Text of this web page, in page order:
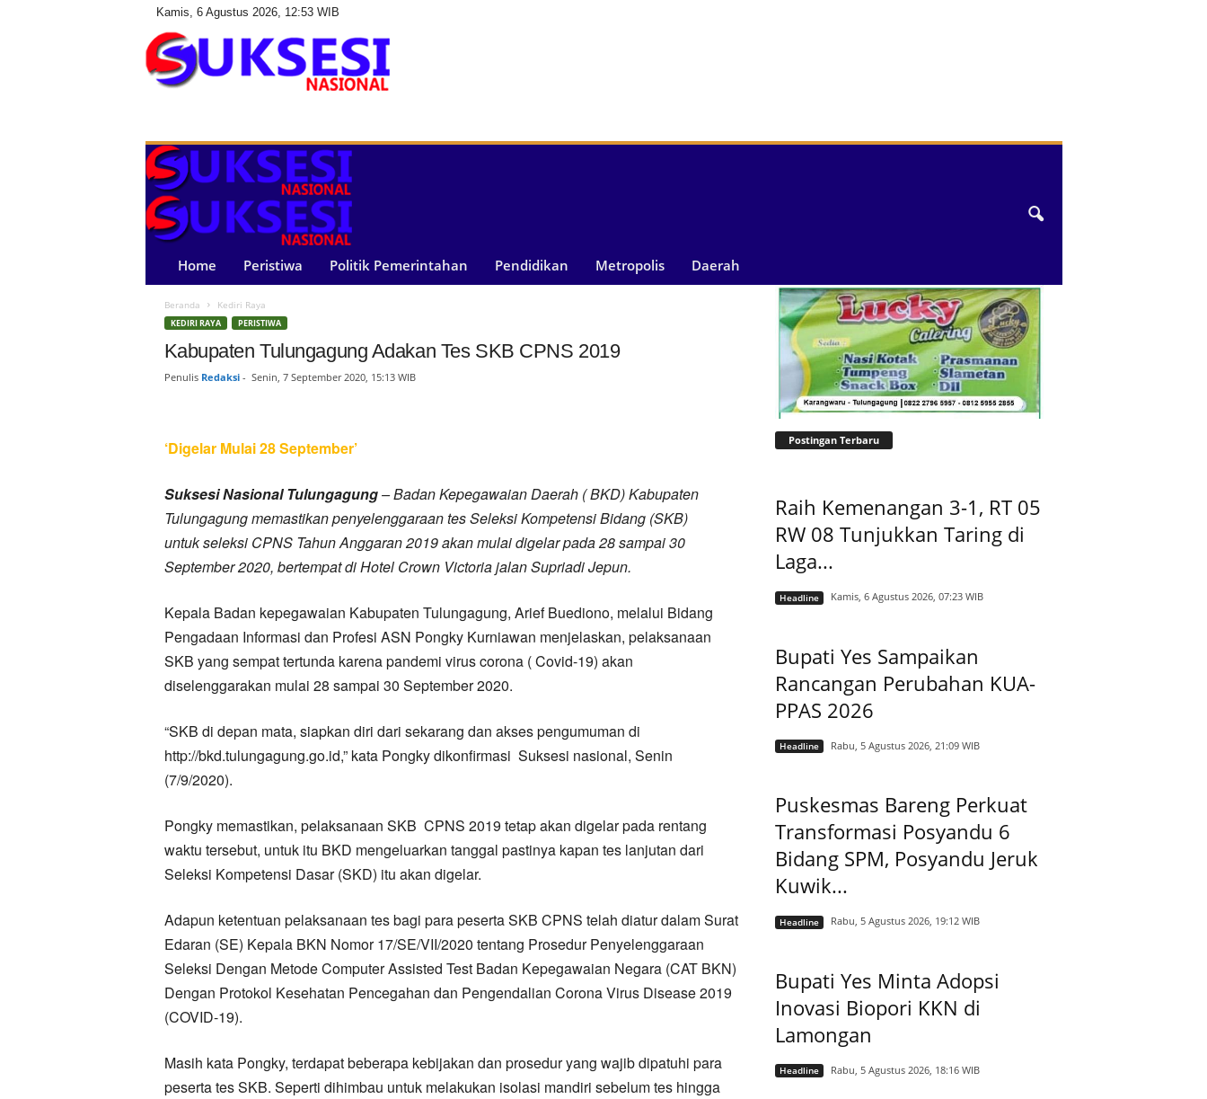
Kamis, 6 Agustus 2026, 12:53 WIB
s
e
i
N
i
Home Peristiwa Politik Pemerintahan Pendidikan Metropolis Daerah
Beranda Kediri Raya
KEDIRI RAYA PERISTIWA
Kabupaten Tulungagung Adakan Tes SKB CPNS 2019
Penulis Redaksi- Senin, 7 September 2020, 15:13 WIB
‘Digelar Mulai 28 September’
Suksesi Nasional Tulungagung– Badan Kepegawaian Daerah ( BKD) Kabupaten
Tulungagung memastikan penyelenggaraan tes Seleksi Kompetensi Bidang (SKB)
untuk seleksi CPNS Tahun Anggaran 2019 akan mulai digelar pada 28 sampai 30
September 2020, bertempat di Hotel Crown Victoria jalan Supriadi Jepun.
Kepala Badan kepegawaian Kabupaten Tulungagung, Arief Buediono, melalui Bidang
Pengadaan Informasi dan Profesi ASN Pongky Kurniawan menjelaskan, pelaksanaan
SKB yang sempat tertunda karena pandemi virus corona ( Covid-19) akan
diselenggarakan mulai 28 sampai 30 September 2020.
“SKB di depan mata, siapkan diri dari sekarang dan akses pengumuman di
http://bkd.tulungagung.go.id,” kata Pongky dikonfirmasi Suksesi nasional, Senin
(7/9/2020).
Pongky memastikan, pelaksanaan SKB CPNS 2019 tetap akan digelar pada rentang
waktu tersebut, untuk itu BKD mengeluarkan tanggal pastinya kapan tes lanjutan dari
Seleksi Kompetensi Dasar (SKD) itu akan digelar.
Adapun ketentuan pelaksanaan tes bagi para peserta SKB CPNS telah diatur dalam Surat
Edaran (SE) Kepala BKN Nomor 17/SE/VII/2020 tentang Prosedur Penyelenggaraan
Seleksi Dengan Metode Computer Assisted Test Badan Kepegawaian Negara (CAT BKN)
Dengan Protokol Kesehatan Pencegahan dan Pengendalian Corona Virus Disease 2019
(COVID-19).
Masih kata Pongky, terdapat beberapa kebijakan dan prosedur yang wajib dipatuhi para
peserta tes SKB. Seperti dihimbau untuk melakukan isolasi mandiri sebelum tes hingga
Postingan Terbaru
Raih Kemenangan 3-1, RT 05
RW 08 Tunjukkan Taring di
Laga...
Headline Kamis, 6 Agustus 2026, 07:23 WIB
Bupati Yes Sampaikan
Rancangan Perubahan KUA-
PPAS 2026
Headline Rabu, 5 Agustus 2026, 21:09 WIB
Puskesmas Bareng Perkuat
Transformasi Posyandu 6
Bidang SPM, Posyandu Jeruk
Kuwik...
Headline Rabu, 5 Agustus 2026, 19:12 WIB
Bupati Yes Minta Adopsi
Inovasi Biopori KKN di
Lamongan
Headline Rabu, 5 Agustus 2026, 18:16 WIB